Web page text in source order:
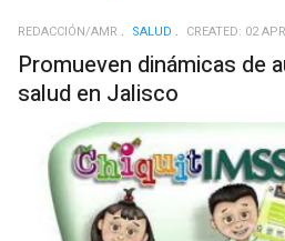
REDACCIÓN/AMR SALUD CREATED: 02
Promueven dinámicas de
salud en Jalisco